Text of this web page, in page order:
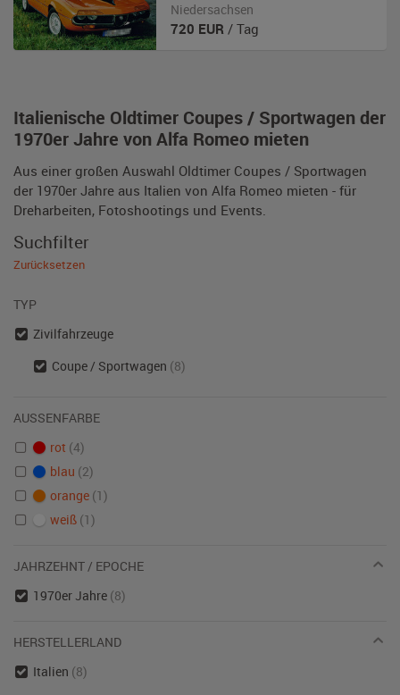
Italienische Oldtimer Coupes / Sportwagen der
1970er Jahre von Alfa Romeo mieten
Aus einer großen Auswahl Oldtimer Coupes / Sportwagen
der 1970er Jahre aus Italien von Alfa Romeo mieten - für
Dreharbeiten, Fotoshootings und Events.
Niedersachsen
720 EUR / Tag
Suchfilter
Zurücksetzen
TYP
Zivilfahrzeuge
Coupe / Sportwagen (8)
AUSSENFARBE
rot (4)
blau (2)
orange (1)
weiß (1)
JAHRZEHNT / EPOCHE
1970er Jahre (8)
HERSTELLERLAND
Italien (8)